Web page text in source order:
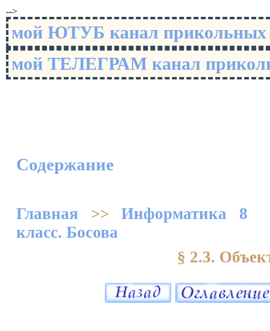
-->
мой ЮТУБ канал
мой ТЕЛЕГРАМ канал
Содержание
Главная >>Информатика 8
класс. Босова
§ 2.3.